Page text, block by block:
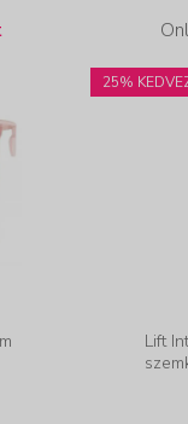
25%
Lift